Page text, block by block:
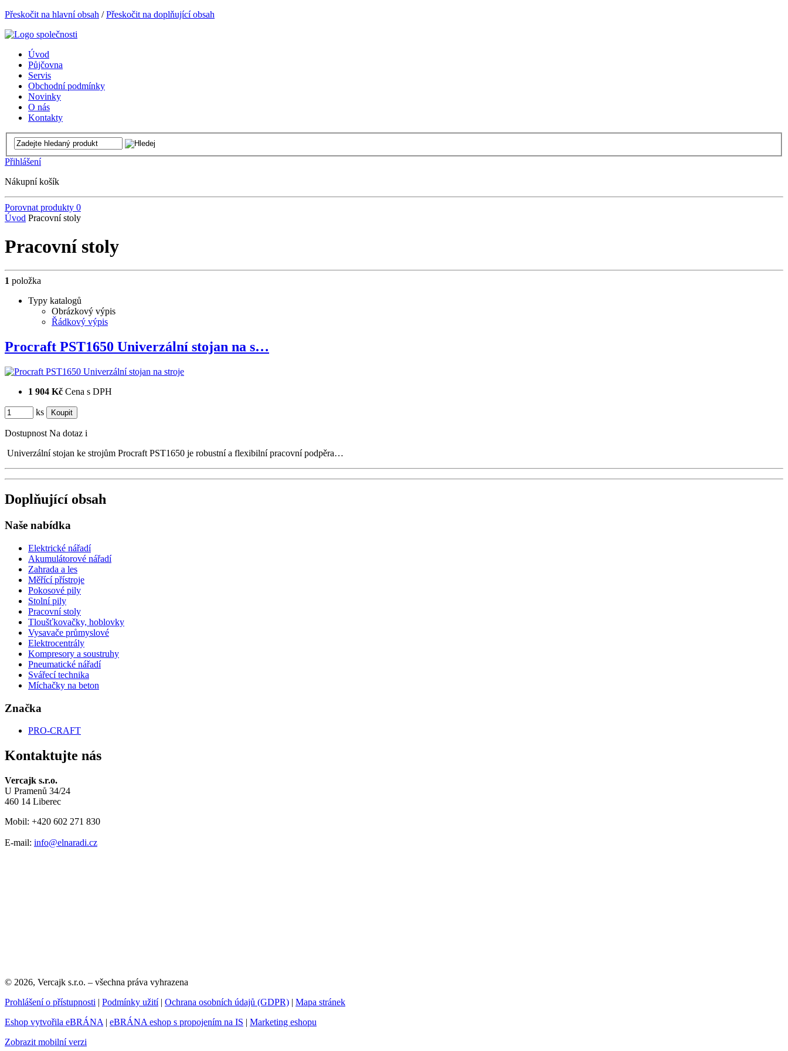
Přeskočit na hlavní obsah /Přeskočit na doplňující obsah
Úvod
Půjčovna
Servis
Obchodní podmínky
Novinky
O nás
Kontakty
Přihlášení
Nákupní košík
Porovnat produkty 0
Úvod Pracovní stoly
Pracovní stoly
1 položka
Typy katalogů
Obrázkový výpis
Řádkový výpis
Procraft PST1650 Univerzální stojan na s…
1 904 Kč Cena s DPH
ks
Dostupnost Na dotaz i
Univerzální stojan ke strojům Procraft PST1650 je robustní a flexibilní pracovní podpěra…
Doplňující obsah
Naše nabídka
Elektrické nářadí
Akumulátorové nářadí
Zahrada a les
Měřící přístroje
Pokosové pily
Stolní pily
Pracovní stoly
Tloušťkovačky, hoblovky
Vysavače průmyslové
Elektrocentrály
Kompresory a soustruhy
Pneumatické nářadí
Svářecí technika
Míchačky na beton
Značka
PRO-CRAFT
Kontaktujte nás
Vercajk s.r.o.
U Pramenů 34/24
460 14 Liberec
Mobil: +420 602 271 830
E-mail: info@elnaradi.cz
© 2026, Vercajk s.r.o. – všechna práva vyhrazena
Prohlášení o přístupnosti | Podmínky užití| Ochrana osobních údajů (GDPR) | Mapa stránek
Eshop vytvořila eBRÁNA | eBRÁNA eshop s propojením na IS | Marketing eshopu
Zobrazit mobilní verzi